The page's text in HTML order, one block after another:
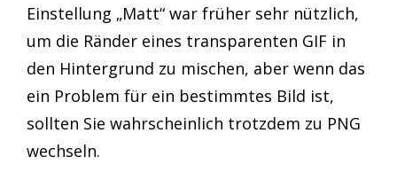
Einstellung „Matt“ war früher sehr nützlich,
um die Ränder eines transparenten GIF in
den Hintergrund zu mischen, aber wenn das
ein Problem für ein bestimmtes Bild ist,
sollten Sie wahrscheinlich trotzdem zu PNG
wechseln.